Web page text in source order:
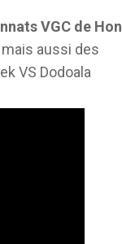
VGC de
aussi des
VS Dodoala